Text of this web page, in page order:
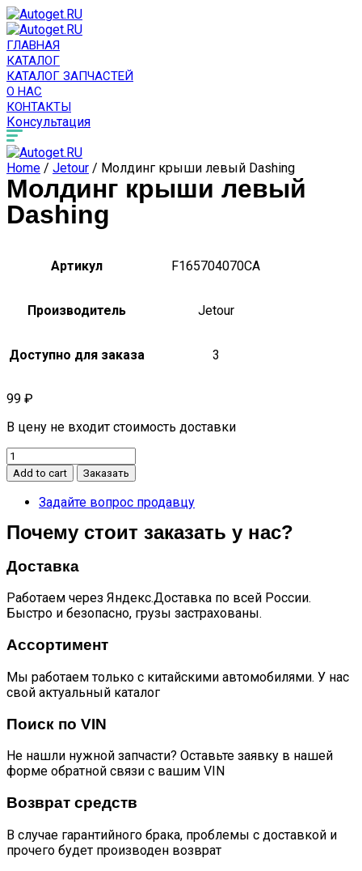
ГЛАВНАЯ
КАТАЛОГ
КАТАЛОГ ЗАПЧАСТЕЙ
О НАС
КОНТАКТЫ
Консультация
Home / Jetour / Молдинг крыши левый Dashing
Молдинг крыши левый
Dashing
Артикул F165704070CA
Производитель Jetour
Доступно для заказа 3
99 ₽
В цену не входит стоимость доставки
Молдинг
крыши
левый
Dashing
Add to cart Заказать
Задайте вопрос продавцу
Почему стоит заказать у нас?
Доставка
Работаем через Яндекс.Доставка по всей России.
Быстро и безопасно, грузы застрахованы.
Ассортимент
Мы работаем только с китайскими автомобилями. У нас
свой актуальный каталог
Поиск по VIN
Не нашли нужной запчасти? Оставьте заявку в нашей
форме обратной связи с вашим VIN
Возврат средств
В случае гарантийного брака, проблемы с доставкой и
прочего будет производен возврат